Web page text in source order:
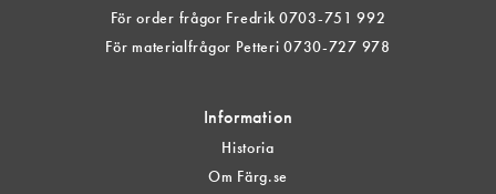
För order frågor Fredrik 0703-751 992
För materialfrågor Petteri 0730-727 978
Information
Historia
Om Färg.se